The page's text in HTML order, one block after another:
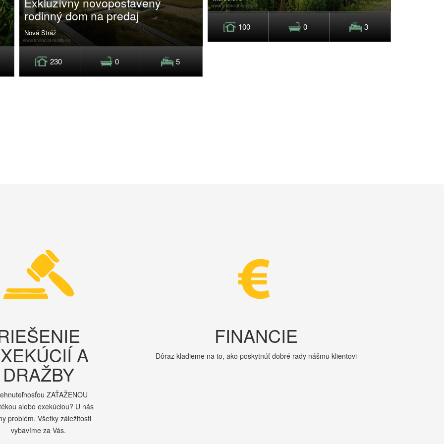
rodinný dom na predaj
Nová Stráž
230 0 5
100 0 3
A
DRAŽBY
ZAŤAŽENOU
alebo exekúciou? U nás
problém. Všetky záležitosti
vybavíme za Vás.
FINANCIE
Dôraz kladieme na to, ako poskytnúť dobré rady nášmu klientovi